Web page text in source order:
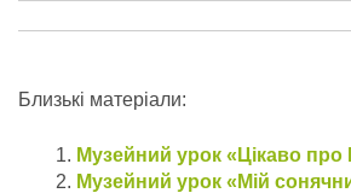
Близькі матеріали:
Музейний урок «Цікаво
Музейний урок «Мій